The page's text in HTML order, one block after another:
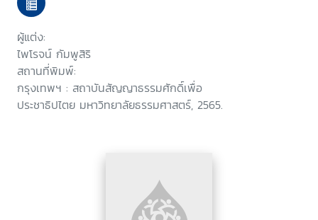
ผู้แต่ง:
ไพโรจน์ กัมพูสิริ
สถานที่พิมพ์:
กรุงเทพฯ : สถาบันสัญญาธรรมศักดิ์เพื่อ
ประชาธิปไตย มหาวิทยาลัยธรรมศาสตร์, 2565.